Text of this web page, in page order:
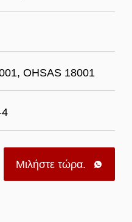
OHSAS 18001
Μιλήστε τώρα. 